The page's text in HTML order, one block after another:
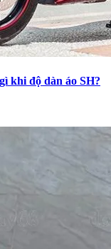
khi độ dàn áo SH?